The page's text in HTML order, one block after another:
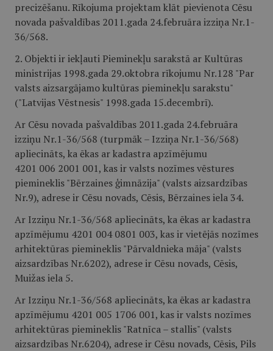
precizēšanu. Rīkojuma projektam klāt pievienota Cēsu
novada pašvaldības 2011.gada 24.februāra izziņa Nr.1-
36/568.
2. Objekti ir iekļauti Pieminekļu sarakstā ar Kultūras
ministrijas 1998.gada 29.oktobra rīkojumu Nr.128 "Par
valsts aizsargājamo kultūras pieminekļu sarakstu"
("Latvijas Vēstnesis" 1998.gada 15.decembrī).
Ar Cēsu novada pašvaldības 2011.gada 24.februāra
izziņu Nr.1-36/568 (turpmāk – Izziņa Nr.1-36/568)
apliecināts, ka ēkas ar kadastra apzīmējumu
4201 006 2001 001, kas ir valsts nozīmes vēstures
piemineklis "Bērzaines ģimnāzija" (valsts aizsardzības
Nr.9), adrese ir Cēsu novads, Cēsis, Bērzaines iela 34.
Ar Izziņu Nr.1-36/568 apliecināts, ka ēkas ar kadastra
apzīmējumu 4201 004 0801 003, kas ir vietējās nozīmes
arhitektūras piemineklis "Pārvaldnieka māja" (valsts
aizsardzības Nr.6202), adrese ir Cēsu novads, Cēsis,
Muižas iela 5.
Ar Izziņu Nr.1-36/568 apliecināts, ka ēkas ar kadastra
apzīmējumu 4201 005 1706 001, kas ir valsts nozīmes
arhitektūras piemineklis "Ratnīca – stallis" (valsts
aizsardzības Nr.6204), adrese ir Cēsu novads, Cēsis, Pils